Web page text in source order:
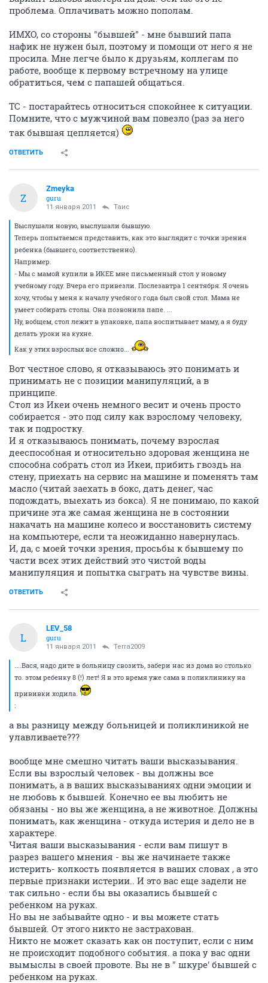
проблема. Оплачивать можно пополам.
ИМХО, со стороны "бывшей" - мне бывший папа
нафик не нужен был, поэтому и помощи от него я не
просила. Мне легче было к друзьям, коллегам по
работе, вообще к первому встречному на улице
обратиться, чем с папашей общаться.
ТС - постарайтесь относиться спокойнее к ситуации.
Помните, что с мужчиной вам повезло (раз за него
так бывшая цепляется)
ОТВЕТИТЬ
Z
Zmeyka
guru
11 января 2011 Таис
Выслушали новую, выслушали бывшую.
Теперь попытаемся представить, как это выглядит с точки зрения
ребенка (бывшего, соответственно).
Например.
- Мы с мамой купили в ИКЕЕ мне письменный стол у новому
учебному году. Вчера его привезли. Послезавтра 1 сентября. Я очень
хочу, чтобы у меня к началу учебного года был свой стол. Мама не
умеет собирать столы. Она позвонила папе. ...
Ну, вобщем, стол лежит в упаковке, папа воспитывает маму, а я буду
делать уроки на кухне.
Как у этих взрослых все сложно...
Вот честное слово, я отказываюсь это понимать и
принимать не с позиции манипуляций, а в
принципе.
Стол из Икеи очень немного весит и очень просто
собирается - это под силу как взрослому человеку,
так и подростку.
И я отказываюсь понимать, почему взрослая
дееспособная и относительно здоровая женщина не
способна собрать стол из Икеи, прибить гвоздь на
стену, приехать на сервис на машине и поменять там
масло (читай заехать в бокс, дать денег, час
подождать, выехать из бокса). Я не понимаю, по какой
причине эта же самая женщина не в состоянии
накачать на машине колесо и восстановить систему
на компьютере, если та неожиданно навернулась.
И, да, с моей точки зрения, просьбы к бывшему по
части всех этих действий это чистой воды
манипуляция и попытка сыграть на чувстве вины.
ОТВЕТИТЬ
L
LEV_58
guru
11 января 2011 Terra2009
....Вася, надо дите в больницу свозить, забери нас из дома во столько
то. этом ребенку 8 (!) лет! Я в это время уже сама в поликлинику на
прививки ходила.
:
а вы разницу между больницей и поликлиникой не
улавливаете???
вообще мне смешно читать ваши высказывания.
Если вы взрослый человек - вы должны все
понимать, а в ваших высказываниях одни эмоции и
не любовь к бывшей. Конечно ее вы любить не
обязаны - но вы же женщина, а не животное. Должны
понимать, как женщина - откуда истерия и дело не в
характере.
Читая ваши высказывания - если вам пишут в
разрез вашего мнения - вы же начинаете также
истерить- колкость появляется в ваших словах , а это
первые признаки истерии.. И это вас еще задели не
так сильно - если бы вы оказались бывшей с
ребенком на руках.
Но вы не забывайте одно - и вы можете стать
бывшей. От этого никто не застрахован.
Никто не может сказать как он поступит, если с ним
не происходит подобного события. а пока у вас одни
вымыслы в своей провоте. Вы не в " шкуре' бывшей с
ребенком на руках.